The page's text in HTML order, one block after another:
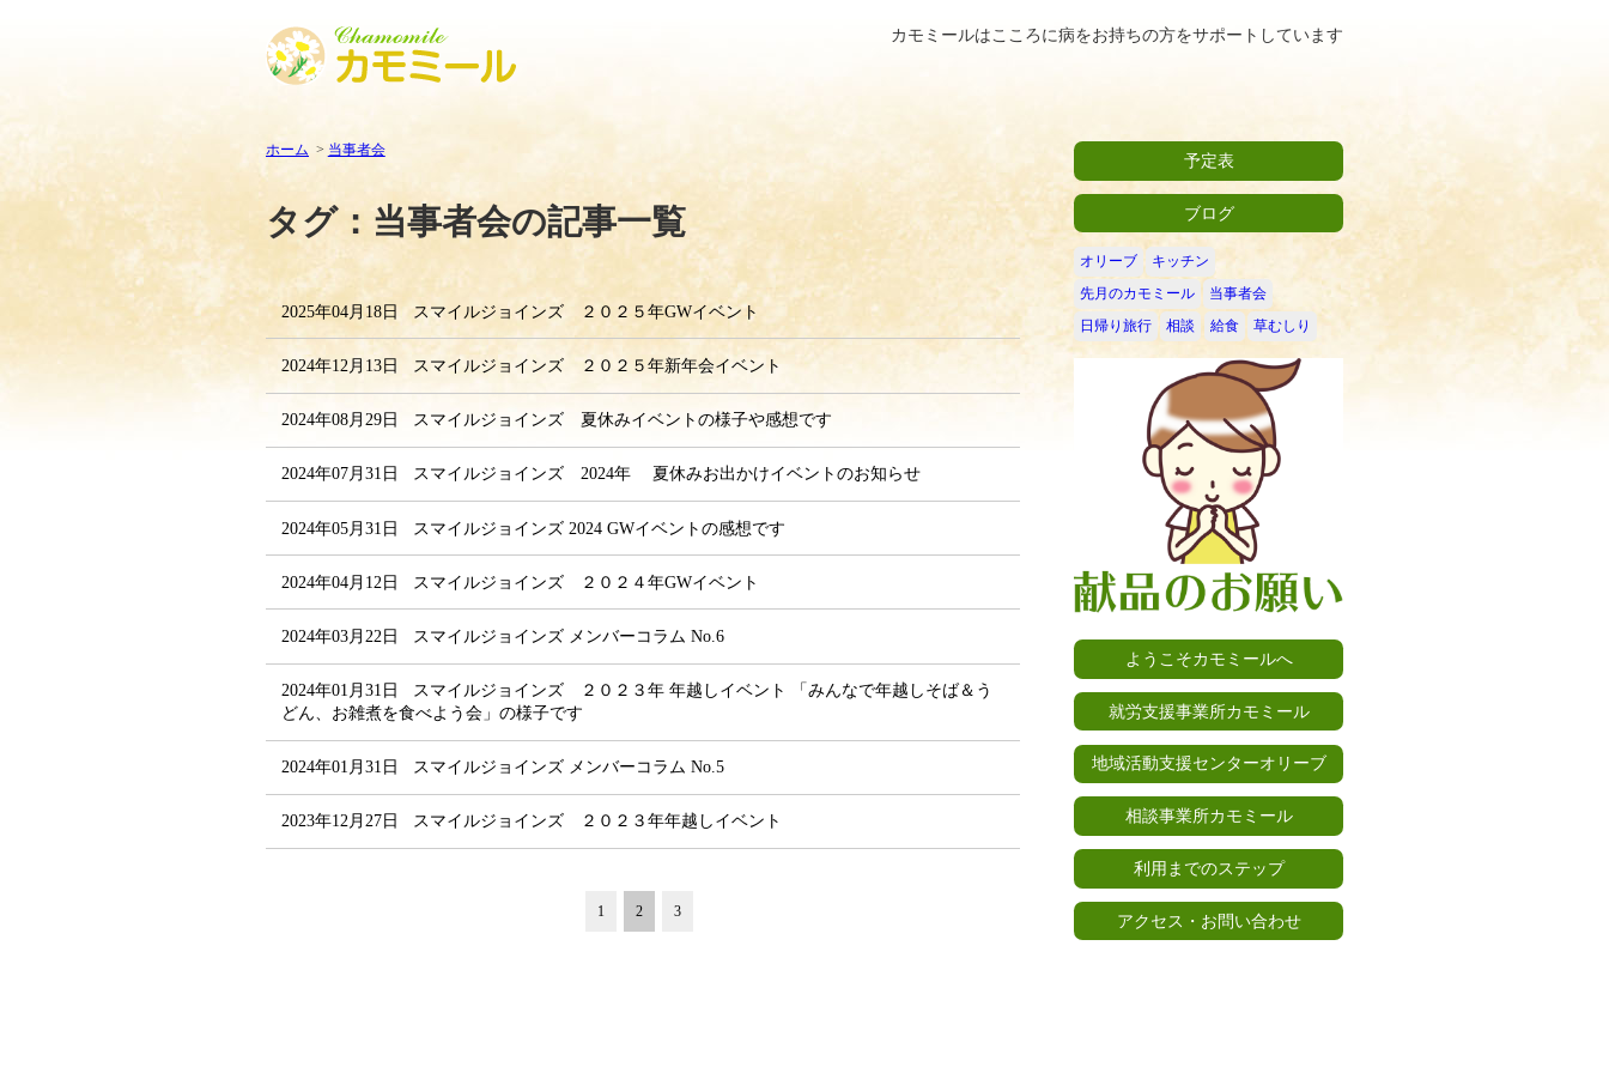
カモミールはこころに病をお持ちの方をサポートしています
ホーム 当事者会
タグ：当事者会の記事一覧
2025年04月18日 スマイルジョインズ ２０２５年GWイベント
2024年12月13日 スマイルジョインズ ２０２５年新年会イベント
2024年08月29日 スマイルジョインズ 夏休みイベントの様子や感想です
2024年07月31日 スマイルジョインズ 2024年 夏休みお出かけイベントのお知らせ
2024年05月31日 スマイルジョインズ 2024 GWイベントの感想です
2024年04月12日 スマイルジョインズ ２０２４年GWイベント
2024年03月22日 スマイルジョインズ メンバーコラム No.6
2024年01月31日
スマイルジョインズ ２０２３年 年越しイベント 「みんなで年越しそば＆う
どん、お雑煮を食べよう会」の様子です
2024年01月31日 スマイルジョインズ メンバーコラム No.5
2023年12月27日 スマイルジョインズ ２０２３年年越しイベント
1 2 3
予定表
ブログ
オリーブ キッチン
先月のカモミール 当事者会
日帰り旅行 相談 給食 草むしり
ようこそカモミールへ
就労支援事業所カモミール
地域活動支援センターオリーブ
相談事業所カモミール
利用までのステップ
アクセス・お問い合わせ